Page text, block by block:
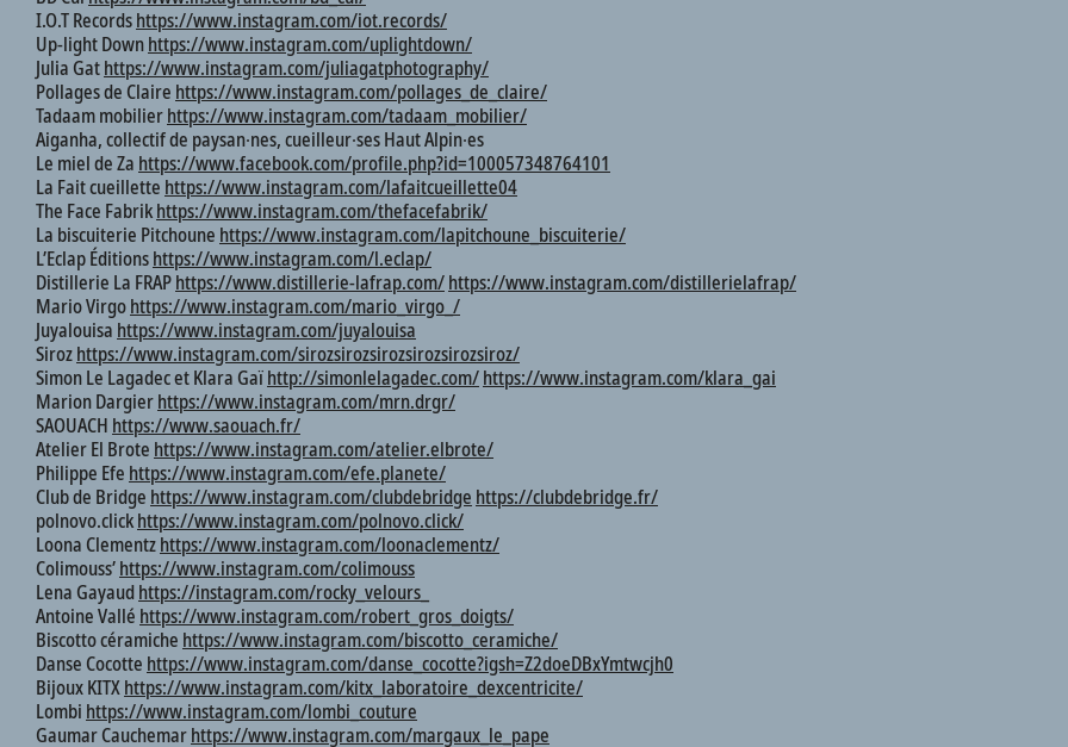
I.O.T Recordshttps://www.instagram.com/iot.records/
Up-light Downhttps://www.instagram.com/uplightdown/
Julia Gathttps://www.instagram.com/juliagatphotography/
Pollages de Claire https://www.instagram.com/pollages_de_claire/
Tadaam mobilierhttps://www.instagram.com/tadaam_mobilier/
Aiganha, collectif de paysan∙nes, cueilleur∙ses Haut Alpin∙es
Le miel de Za https://www.facebook.com/profile.php?id=100057348764101
La Fait cueillette https://www.instagram.com/lafaitcueillette04
The Face Fabrikhttps://www.instagram.com/thefacefabrik/
La biscuiterie Pitchoune https://www.instagram.com/lapitchoune_biscuiterie/
L’Eclap Éditionshttps://www.instagram.com/l.eclap/
Distillerie La FRAPhttps://www.distillerie-lafrap.com/https://www.instagram.com/distillerielafrap/
Mario Virgohttps://www.instagram.com/mario_virgo_/
Juyalouisa https://www.instagram.com/juyalouisa
Sirozhttps://www.instagram.com/sirozsirozsirozsirozsirozsiroz/
Simon Le Lagadec et Klara Gaïhttp://simonlelagadec.com/https://www.instagram.com/klara_gai
Marion Dargierhttps://www.instagram.com/mrn.drgr/
SAOUACH https://www.saouach.fr/
Atelier El Brote https://www.instagram.com/atelier.elbrote/
Philippe Efe https://www.instagram.com/efe.planete/
Club de Bridge https://www.instagram.com/clubdebridge https://clubdebridge.fr/
polnovo.clickhttps://www.instagram.com/polnovo.click/
Loona Clementzhttps://www.instagram.com/loonaclementz/
Colimouss’https://www.instagram.com/colimouss
Lena Gayaudhttps://instagram.com/rocky_velours_
Antoine Vallé https://www.instagram.com/robert_gros_doigts/
Biscotto céramiche https://www.instagram.com/biscotto_ceramiche/
Danse Cocotte https://www.instagram.com/danse_cocotte?igsh=Z2doeDBxYmtwcjh0
Bijoux KITXhttps://www.instagram.com/kitx_laboratoire_dexcentricite/
Lombi https://www.instagram.com/lombi_couture
Gaumar Cauchemarhttps://www.instagram.com/margaux_le_pape